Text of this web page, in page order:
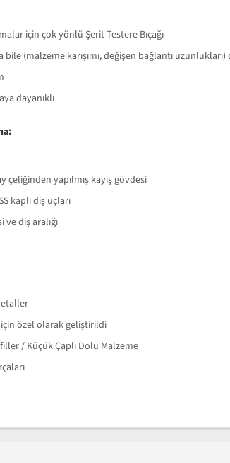
için çok yönlü Şerit Testere Bıçağı
(malzeme karışımı, değişen bağlantı uzunlukları)
dayanıklı
çeliğinden yapılmış kayış gövdesi
kaplı diş uçları
diş aralığı
özel olarak geliştirildi
/ Küçük Çaplı Dolu Malzeme